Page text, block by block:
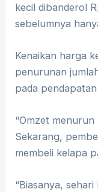
kecil dibanderol
sebelumnya
Kenaikan harga
penurunan
pada
“Omzet menurun
Sekarang,
membeli kelapa
“Biasanya,